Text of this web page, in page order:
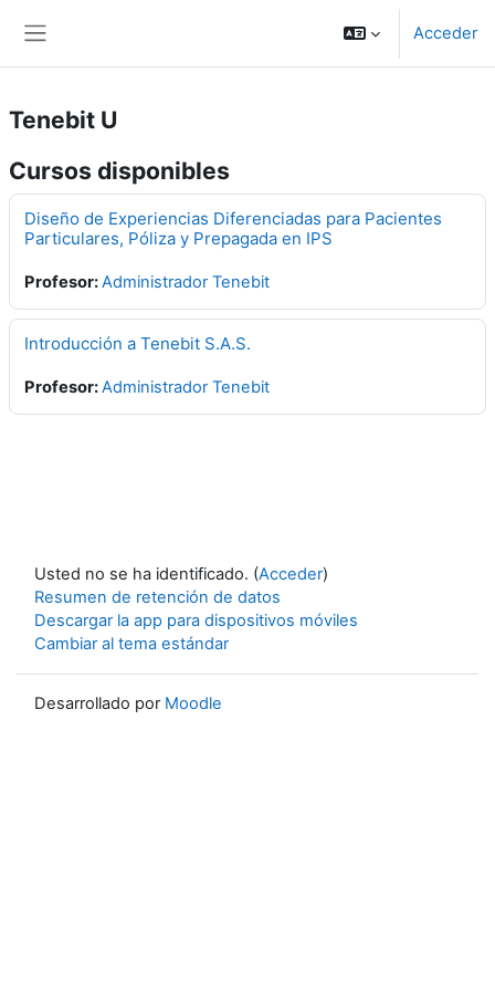
Acceder
Tenebit U
Cursos disponibles
Diseño de Experiencias Diferenciadas para Pacientes
Particulares, Póliza y Prepagada en IPS
Profesor:Administrador Tenebit
Introducción a Tenebit S.A.S.
Profesor:Administrador Tenebit
Usted no se ha identificado. (Acceder)
Resumen de retención de datos
Descargar la app para dispositivos móviles
Cambiar al tema estándar
Desarrollado por Moodle